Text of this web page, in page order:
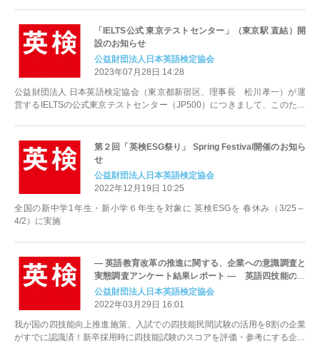
「IELTS公式 東京テストセンター」（東京駅 直結）開
設のお知らせ
公益財団法人日本英語検定協会
2023年07月28日 14:28
公益財団法人 日本英語検定協会（東京都新宿区、理事長 松川孝一）が運
営するIELTSの公式東京テストセンター（JP500）につきまして、このたび
第２回「英検ESG祭り」 Spring Festival開催のお知ら
せ
公益財団法人日本英語検定協会
2022年12月19日 10:25
全国の新中学1年生・新小学６年生を対象に 英検ESGを 春休み（3/25～
4/2）に実施
― 英語教育改革の推進に関する、企業への意識調査と
実態調査アンケート結果レポート — 英語四技能の重
要性について企業側の意識に変化！
公益財団法人日本英語検定協会
2022年03月29日 16:01
我が国の四技能向上推進施策、入試での四技能民間試験の活用を8割の企業
がすでに認識済！新卒採用時に四技能試験のスコアを評価・参考にする企業